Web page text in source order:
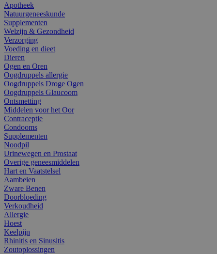
Apotheek
Natuurgeneeskunde
Supplementen
Welzijn & Gezondheid
Verzorging
Voeding en dieet
Dieren
Ogen en Oren
Oogdruppels allergie
Oogdruppels Droge Ogen
Oogdruppels Glaucoom
Ontsmetting
Middelen voor het Oor
Contraceptie
Condooms
Supplementen
Noodpil
Urinewegen en Prostaat
Overige geneesmiddelen
Hart en Vaatstelsel
Aambeien
Zware Benen
Doorbloeding
Verkoudheid
Allergie
Hoest
Keelpijn
Rhinitis en Sinusitis
Zoutoplossingen